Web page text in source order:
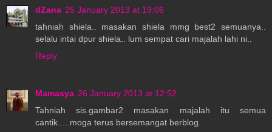
dZana 25 January 2013 at 19:06
tahniah shiela.. masakan shiela mmg best2 semuanya..
selalu intai dpur shiela.. lum sempat cari majalah lahi ni..
Reply
Mamasya 26 January 2013 at 12:52
Tahniah sis.gambar2 masakan majalah itu semua
cantik.....moga terus bersemangat berblog.